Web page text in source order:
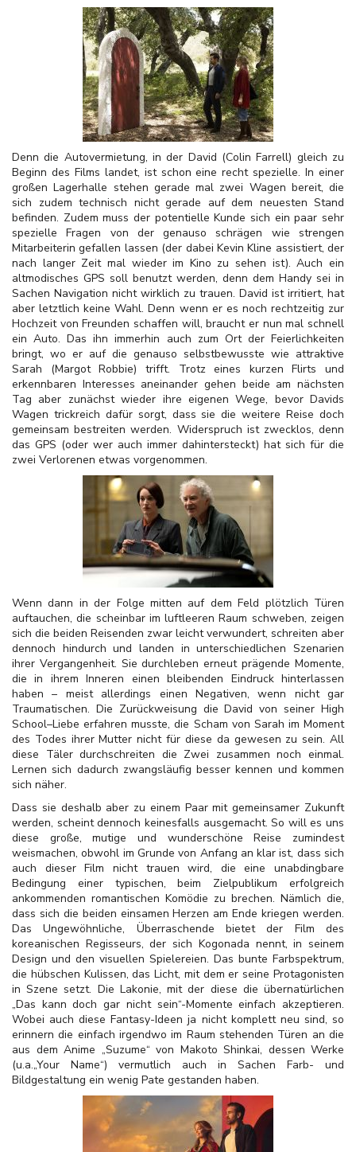
Denn die Autovermietung, in der David (Colin Farrell) gleich zu
Beginn des Films landet, ist schon eine recht spezielle. In einer
großen Lagerhalle stehen gerade mal zwei Wagen bereit, die
sich zudem technisch nicht gerade auf dem neuesten Stand
befinden. Zudem muss der potentielle Kunde sich ein paar sehr
spezielle Fragen von der genauso schrägen wie strengen
Mitarbeiterin gefallen lassen (der dabei Kevin Kline assistiert, der
nach langer Zeit mal wieder im Kino zu sehen ist). Auch ein
altmodisches GPS soll benutzt werden, denn dem Handy sei in
Sachen Navigation nicht wirklich zu trauen. David ist irritiert, hat
aber letztlich keine Wahl. Denn wenn er es noch rechtzeitig zur
Hochzeit von Freunden schaffen will, braucht er nun mal schnell
ein Auto. Das ihn immerhin auch zum Ort der Feierlichkeiten
bringt, wo er auf die genauso selbstbewusste wie attraktive
Sarah (Margot Robbie) trifft. Trotz eines kurzen Flirts und
erkennbaren Interesses aneinander gehen beide am nächsten
Tag aber zunächst wieder ihre eigenen Wege, bevor Davids
Wagen trickreich dafür sorgt, dass sie die weitere Reise doch
gemeinsam bestreiten werden. Widerspruch ist zwecklos, denn
das GPS (oder wer auch immer dahintersteckt) hat sich für die
zwei Verlorenen etwas vorgenommen.
Wenn dann in der Folge mitten auf dem Feld plötzlich Türen
auftauchen, die scheinbar im luftleeren Raum schweben, zeigen
sich die beiden Reisenden zwar leicht verwundert, schreiten aber
dennoch hindurch und landen in unterschiedlichen Szenarien
ihrer Vergangenheit. Sie durchleben erneut prägende Momente,
die in ihrem Inneren einen bleibenden Eindruck hinterlassen
haben – meist allerdings einen Negativen, wenn nicht gar
Traumatischen. Die Zurückweisung die David von seiner High
School–Liebe erfahren musste, die Scham von Sarah im Moment
des Todes ihrer Mutter nicht für diese da gewesen zu sein. All
diese Täler durchschreiten die Zwei zusammen noch einmal.
Lernen sich dadurch zwangsläufig besser kennen und kommen
sich näher.
Dass sie deshalb aber zu einem Paar mit gemeinsamer Zukunft
werden, scheint dennoch keinesfalls ausgemacht. So will es uns
diese große, mutige und wunderschöne Reise zumindest
weismachen, obwohl im Grunde von Anfang an klar ist, dass sich
auch dieser Film nicht trauen wird, die eine unabdingbare
Bedingung einer typischen, beim Zielpublikum erfolgreich
ankommenden romantischen Komödie zu brechen. Nämlich die,
dass sich die beiden einsamen Herzen am Ende kriegen werden.
Das Ungewöhnliche, Überraschende bietet der Film des
koreanischen Regisseurs, der sich Kogonada nennt, in seinem
Design und den visuellen Spielereien. Das bunte Farbspektrum,
die hübschen Kulissen, das Licht, mit dem er seine Protagonisten
in Szene setzt. Die Lakonie, mit der diese die übernatürlichen
„Das kann doch gar nicht sein“-Momente einfach akzeptieren.
Wobei auch diese Fantasy-Ideen ja nicht komplett neu sind, so
erinnern die einfach irgendwo im Raum stehenden Türen an die
aus dem Anime „Suzume“ von Makoto Shinkai, dessen Werke
(u.a.„Your Name“) vermutlich auch in Sachen Farb- und
Bildgestaltung ein wenig Pate gestanden haben.